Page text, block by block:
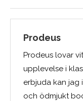
Prodeus
Prodeus lovar
upplevelse i
erbjuda kan jag
och ödmjukt